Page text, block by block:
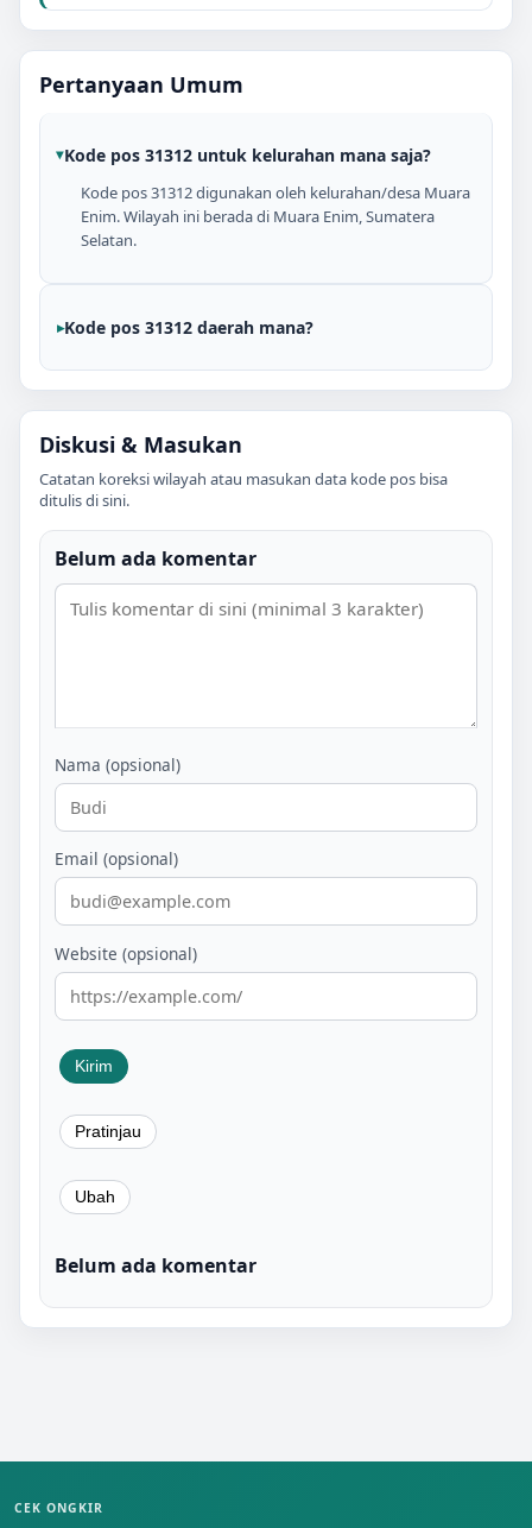
Pertanyaan Umum
Kode pos 31312 untuk kelurahan mana saja?
Kode pos 31312 digunakan oleh kelurahan/desa Muara
Enim. Wilayah ini berada di Muara Enim, Sumatera
Selatan.
Kode pos 31312 daerah mana?
Diskusi & Masukan
Catatan koreksi wilayah atau masukan data kode pos bisa
ditulis di sini.
Belum ada komentar
Nama (opsional)
Email (opsional)
Website (opsional)
Belum ada komentar
CEK ONGKIR